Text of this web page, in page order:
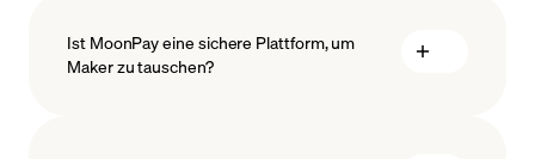
Ist MoonPay eine sichere Plattform, um
Maker zu tauschen?